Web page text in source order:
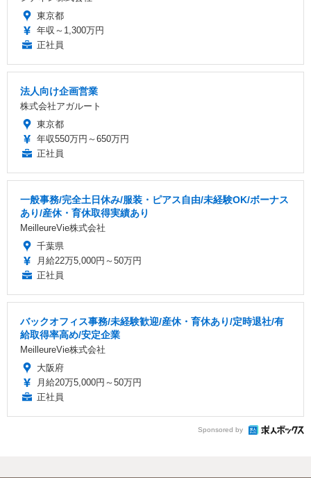
東京都
年収～1,300万円
正社員
法人向け企画営業
株式会社アガルート
東京都
年収550万円～650万円
正社員
一般事務/完全土日休み/服装・ピアス自由/未経験OK/ボーナス
あり/産休・育休取得実績あり
MeilleureVie株式会社
千葉県
月給22万5,000円～50万円
正社員
バックオフィス事務/未経験歓迎/産休・育休あり/定時退社/有
給取得率高め/安定企業
MeilleureVie株式会社
大阪府
月給20万5,000円～50万円
正社員
Sponsored by